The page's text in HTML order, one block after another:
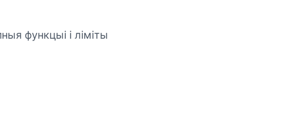
функцыі і ліміты